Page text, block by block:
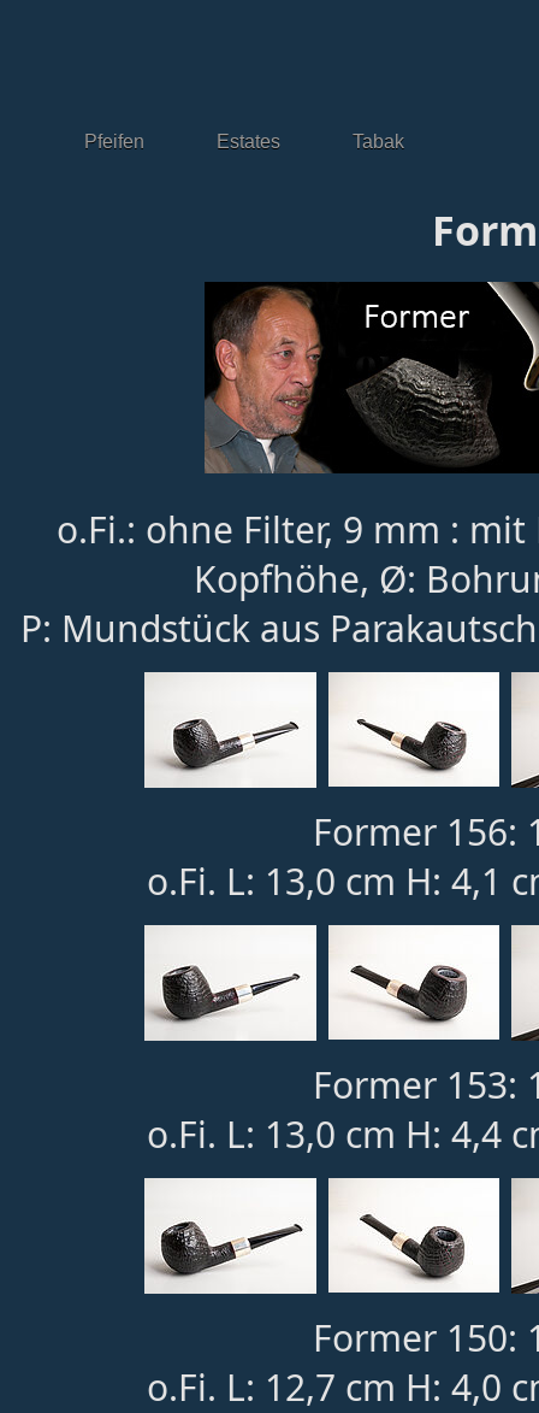
Pfeifen Estates Tabak
o.Fi.: ohne Filter, 9 mm :
Kopfhöhe, Ø:
P: Mundstück aus
Former 156:
o.Fi. L: 13,0 cm H: 4,1
Former 153:
o.Fi. L: 13,0 cm H: 4,4
Former 150:
o.Fi. L: 12,7 cm H: 4,0